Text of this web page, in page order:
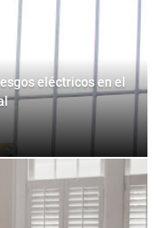
eléctricos en el